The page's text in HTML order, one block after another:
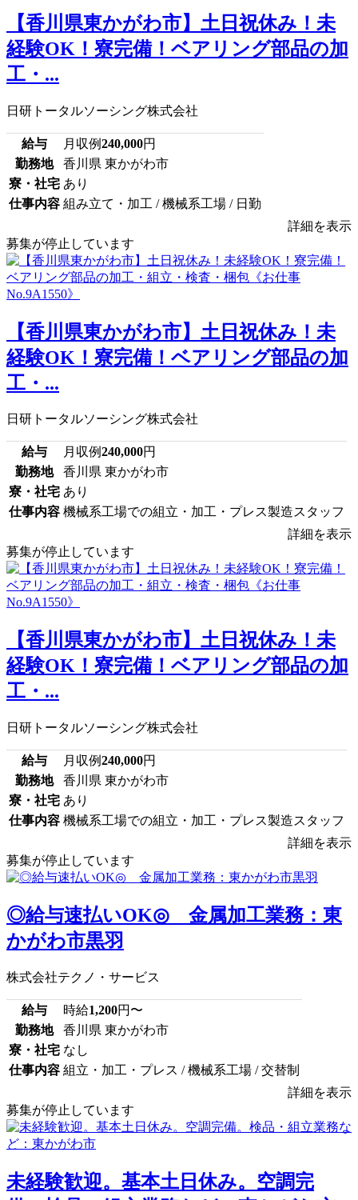
【香川県東かがわ市】土日祝休み！未
経験OK！寮完備！ベアリング部品の加
工・...
日研トータルソーシング株式会社
給与 月収例240,000円
勤務地
香川県 東かがわ市
寮・社宅 あり
仕事内容 組み立て・加工 / 機械系工場 / 日勤
詳細を表示
募集が停止しています
【香川県東かがわ市】土日祝休み！未
経験OK！寮完備！ベアリング部品の加
工・...
日研トータルソーシング株式会社
給与 月収例240,000円
勤務地
香川県 東かがわ市
寮・社宅 あり
仕事内容 機械系工場での組立・加工・プレス製造スタッフ
詳細を表示
募集が停止しています
【香川県東かがわ市】土日祝休み！未
経験OK！寮完備！ベアリング部品の加
工・...
日研トータルソーシング株式会社
給与 月収例240,000円
勤務地
香川県 東かがわ市
寮・社宅 あり
仕事内容 機械系工場での組立・加工・プレス製造スタッフ
詳細を表示
募集が停止しています
◎給与速払いOK◎ 金属加工業務：東
かがわ市黒羽
株式会社テクノ・サービス
給与 時給1,200円〜
勤務地
香川県 東かがわ市
寮・社宅 なし
仕事内容 組立・加工・プレス / 機械系工場 / 交替制
詳細を表示
募集が停止しています
未経験歓迎。基本土日休み。空調完